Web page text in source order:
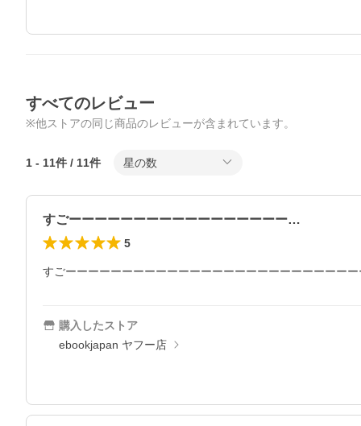
すべてのレビュー
※他ストアの同じ商品のレビューが含まれています。
1 - 11件 / 11件 星の数
すごーーーーーーーーーーーーーーーーー…
5
すごーーーーーーーーーーーーーーーーーーーーーーーーー
購入したストア
ebookjapan ヤフー店